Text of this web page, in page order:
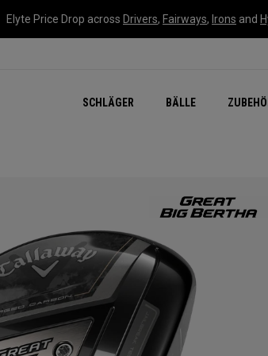
Elyte Price Drop across Drivers, Fairways, Irons and
SCHLÄGER BÄLLE